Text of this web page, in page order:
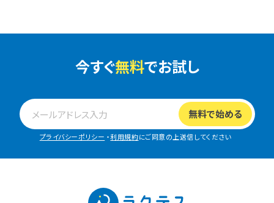
今すぐ無料でお試し
プライバシーポリシー ・利用規約にご同意の上送信してください